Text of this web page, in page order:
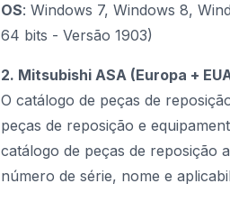
OS: Windows 7, Windows 8,
64 bits - Versão 1903)
2. Mitsubishi ASA (Europa +
O catálogo de peças de
peças de reposição e
catálogo de peças de reposição
número de série, nome e